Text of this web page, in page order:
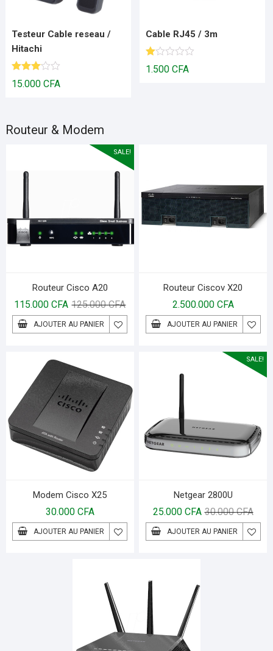
Testeur Cable reseau /
Hitachi
Note
3.00
15.000 CFA
Cable RJ45 / 3m
N
ot
1.500 CFA
Routeur & Modem
SALE!
Routeur Cisco A20
125.000CFA
115.000CFA
AJOUTER AU PANIER
Routeur Ciscov X20
2.500.000 CFA
AJOUTER AU PANIER
Modem Cisco X25
30.000 CFA
AJOUTER AU PANIER
SALE!
Netgear 2800U
30.000CFA
25.000 CFA
AJOUTER AU PANIER